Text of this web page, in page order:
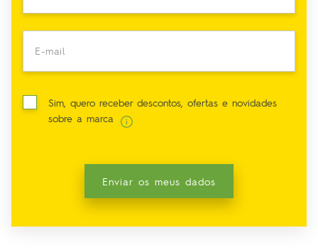
E-mail
Sim, quero receber descontos, ofertas e novidades
sobre a marca
Enviar os meus dados